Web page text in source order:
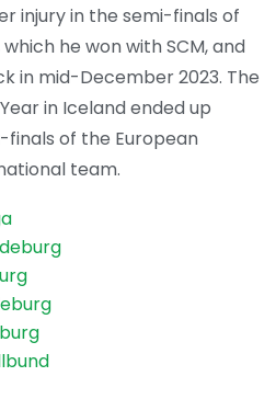
injury in the semi-finals of
he won with SCM, and
in mid-December 2023. The
in Iceland ended up
finals of the European
team.